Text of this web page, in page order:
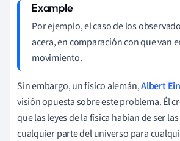
Por ejemplo, el caso de los
acera, en comparación con que van
movimiento.
Sin embargo, un físico alemán,Albert
visión opuesta sobre este problema. Él
que las leyes de la física habían de ser
cualquier parte del universo para